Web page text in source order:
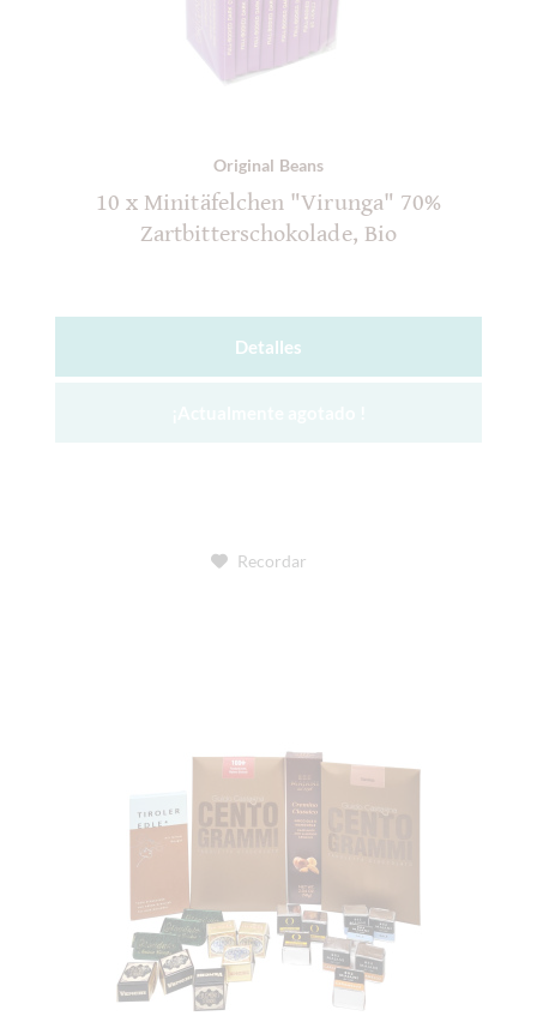
Original Beans
10 x Minitäfelchen "Virunga" 70%
Zartbitterschokolade, Bio
Detalles
Recordar